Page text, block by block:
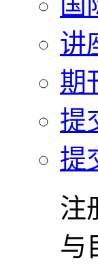
讲
期
提
提
注
与